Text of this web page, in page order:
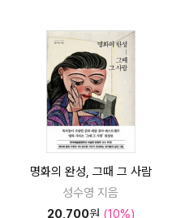
명화의 완성, 그때 그 사람
성수영 지음
20,700원 (10%)